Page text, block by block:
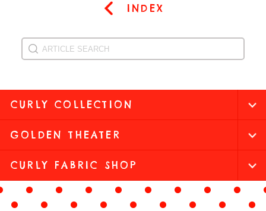
INDEX
CURLY COLLECTION
GOLDEN THEATER
CURLY FABRIC SHOP